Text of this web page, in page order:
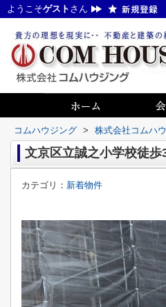
ようこそゲスト さん
コムハウジング > 株式会社コムハ
文京区立誠之小学校徒
カテゴリ： 新着物件